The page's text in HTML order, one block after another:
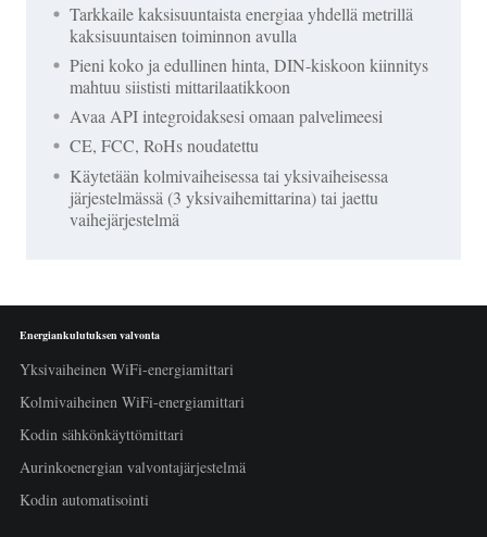
Tarkkaile kaksisuuntaista energiaa yhdellä metrillä
kaksisuuntaisen toiminnon avulla
Pieni koko ja edullinen hinta, DIN-kiskoon kiinnitys
mahtuu siististi mittarilaatikkoon
Avaa API integroidaksesi omaan palvelimeesi
CE, FCC, RoHs noudatettu
Käytetään kolmivaiheisessa tai yksivaiheisessa
järjestelmässä (3 yksivaihemittarina) tai jaettu
vaihejärjestelmä
Energiankulutuksen valvonta
Yksivaiheinen WiFi-energiamittari
Kolmivaiheinen WiFi-energiamittari
Kodin sähkönkäyttömittari
Aurinkoenergian valvontajärjestelmä
Kodin automatisointi